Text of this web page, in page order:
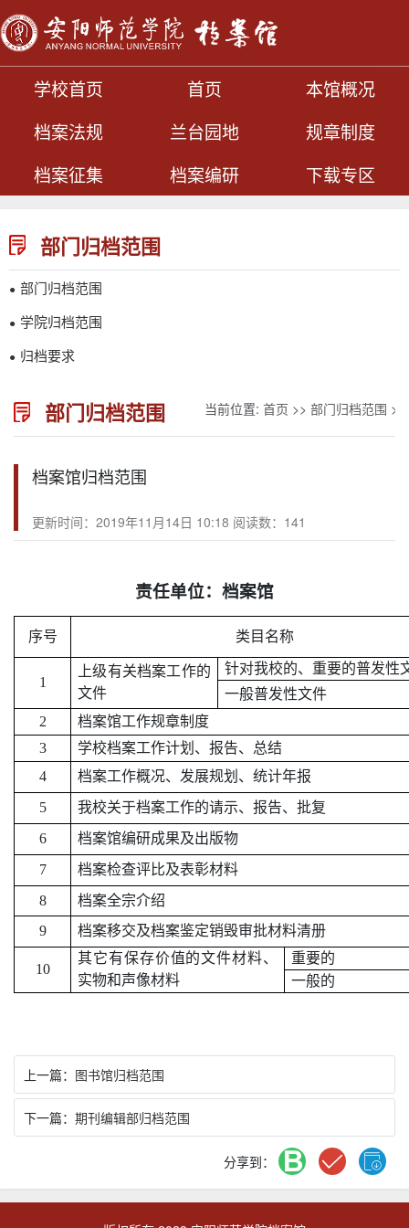
学校首页 首页
本馆概况
档案法规
兰台园地
规章制度
档案征集
档案编研 下载专区
部门归档范围
● 部门归档范围
● 学院归档范围
● 归档要求
部门归档范围 当前位置: 首页 >> 部门归档范围
档案馆归档范围
更新时间：2019年11月14日 10:18 阅读数： 141
责任单位：档案馆
序号 类目名称
1
上级有关档案工作的
文件
针对我校的、重要的普发性
一般普发性文件
2
档案馆工作规章制度
3
学校档案工作计划、报告、总结
4
档案工作概况、发展规划、统计年报
5
我校关于档案工作的请示、报告、批复
6
档案馆编研成果及出版物
7
档案检查评比及表彰材料
8
档案全宗介绍
9
档案移交及档案鉴定销毁审批材料清册
10
其它有保存价值的文件材料、
实物和声像材料
重要的
一般的
上一篇： 图书馆归档范围
下一篇： 期刊编辑部归档范围
分享到：